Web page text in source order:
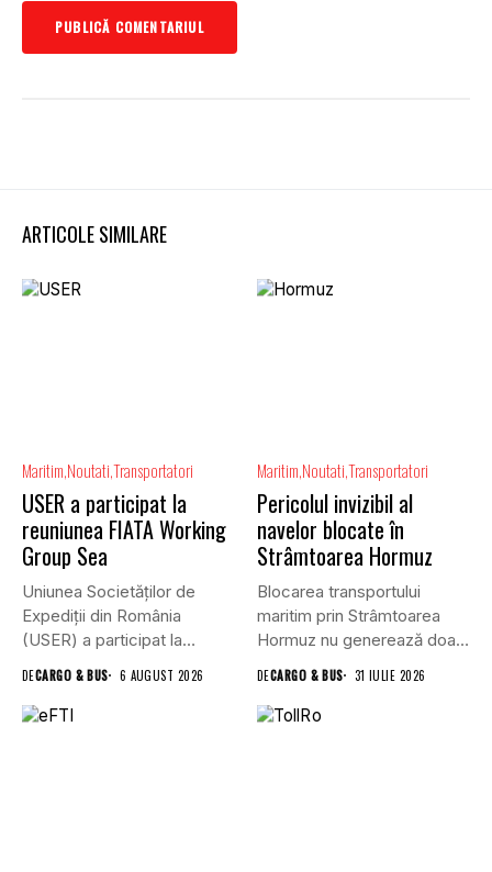
ARTICOLE SIMILARE
Maritim NoutatiTransportatori
USER a participat la
reuniunea FIATA Working
Group Sea
Uniunea Societăților de
Expediții din România
(USER) a participat la
DECARGO & BUS 6 AUGUST 2026
Maritim NoutatiTransportatori
Pericolul invizibil al
navelor blocate în
Strâmtoarea Hormuz
Blocarea transportului
maritim prin Strâmtoarea
Hormuz nu generează doar
DECARGO & BUS 31 IULIE 2026